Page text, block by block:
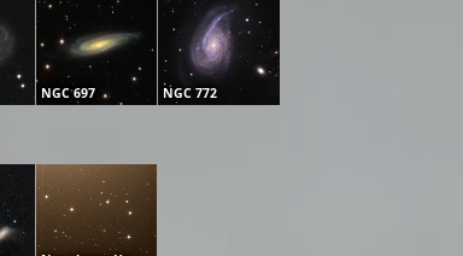
NGC 697 NGC 772